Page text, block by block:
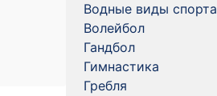
Водные виды спорта
Волейбол
Гандбол
Гимнастика
Гребля